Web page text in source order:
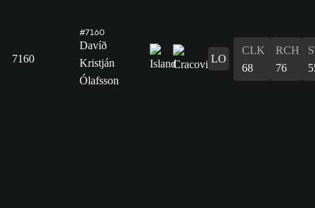
7160
#7160
Davíð
Kristján
Ólafsson
LO
CLK
68
RCH
76